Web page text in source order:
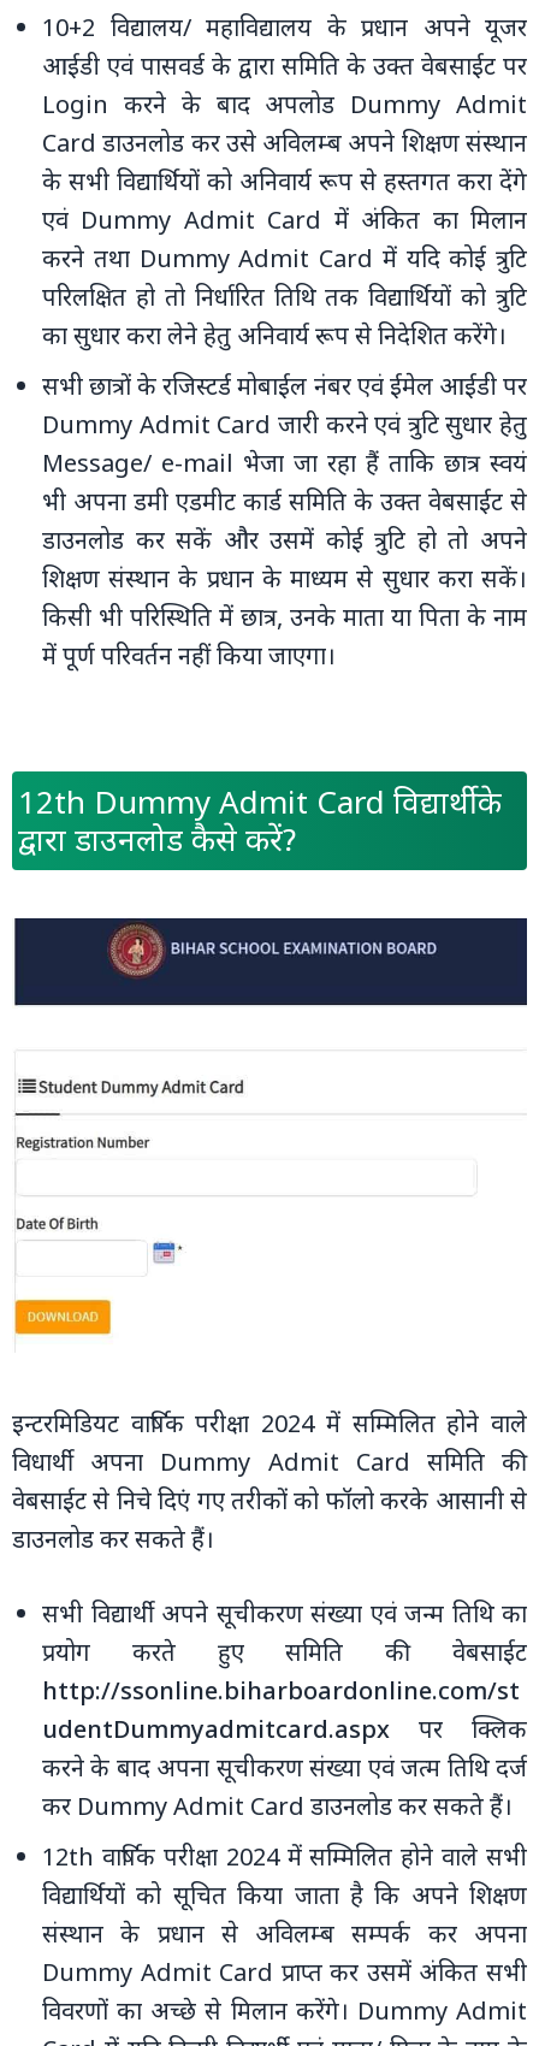
10+2 विद्यालय/ महाविद्यालय के प्रधान अपने यूजर
आईडी एवं पासवर्ड के द्वारा समिति के उक्‍त वेबसाईट पर
Login करने के बाद अपलोड Dummy Admit
Card डाउनलोड कर उसे अविलम्‍ब अपने शिक्षण संस्‍थान
के सभी विद्यार्थियों को अनिवार्य रूप से हस्‍तगत करा देंगे
एवं Dummy Admit Card में अंकित का मिलान
करने तथा Dummy Admit Card में यदि कोई त्रुटि
परिलक्षित हो तो निर्धारित तिथि तक विद्यार्थियों को त्रुटि
का सुधार करा लेने हेतु अनिवार्य रूप से निदेशित करेंगे।
सभी छात्रों के रजिस्‍टर्ड मोबाईल नंबर एवं ईमेल आईडी पर
Dummy Admit Card जारी करने एवं त्रुटि सुधार हेतु
Message/ e-mail भेजा जा रहा हैं ताकि छात्र स्‍वयं
भी अपना डमी एडमीट कार्ड समिति के उक्‍त वेबसाईट से
डाउनलोड कर सकें और उसमें कोई त्रुटि हो तो अपने
शिक्षण संस्‍थान के प्रधान के माध्‍यम से सुधार करा सकें।
किसी भी परिस्थिति में छात्र, उनके माता या पिता के नाम
में पूर्ण परिवर्तन नहीं किया जाएगा।
12th Dummy Admit Card विद्यार्थी के
द्वारा डाउनलोड कैसे करें?
इन्‍टरमिडियट वार्षिक परीक्षा 2024 में सम्मिलित होने वाले
विधार्थी अपना Dummy Admit Card समिति की
वेबसाईट से निचे दिएं गए तरीकों को फॉलो करके आसानी से
डाउनलोड कर सकते हैं।
सभी विद्यार्थी अपने सूचीकरण संख्‍या एवं जन्‍म तिथि का
प्रयोग करते हुए समिति की वेबसाईट
http://ssonline.biharboardonline.com/st
udentDummyadmitcard.aspx पर क्लिक
करने के बाद अपना सूचीकरण संख्‍या एवं जत्‍म तिथि दर्ज
कर Dummy Admit Card डाउनलोड कर सकते हैं।
12th वार्षिक परीक्षा 2024 में सम्मिलित होने वाले सभी
विद्यार्थियों को सूचित किया जाता है कि अपने शिक्षण
संस्थान के प्रधान से अविलम्ब सम्पर्क कर अपना
Dummy Admit Card प्राप्त कर उसमें अंकित सभी
विवरणों का अच्‍छे से मिलान करेंगे। Dummy Admit